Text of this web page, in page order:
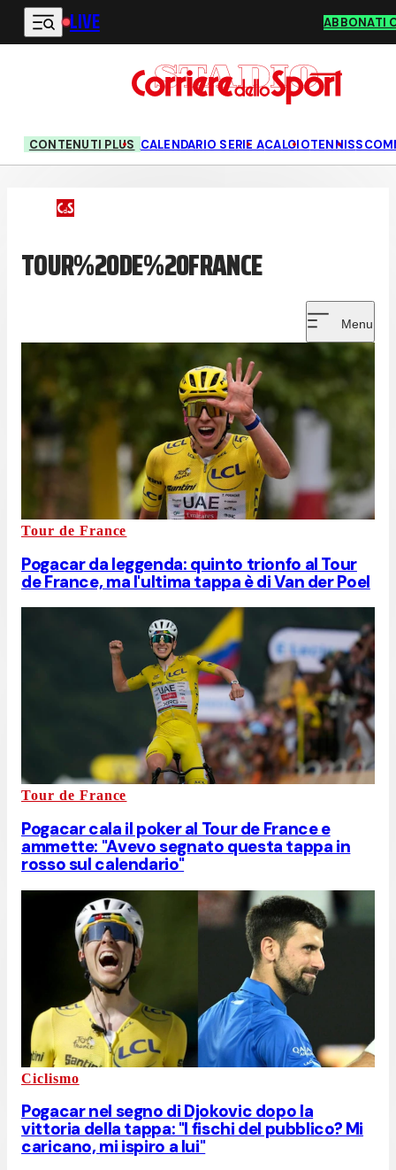
Vai al contenuto principale
LIVE ABBONATI
CONTENUTI PLUS CALENDARIO SERIE ACALCIOTENNIS
TOUR%20DE%20FRANCE
Menu
Tour de France
Pogacar da leggenda: quinto trionfo al Tour
de France, ma l'ultima tappa è di Van der Poel
Tour de France
Pogacar cala il poker al Tour de France e
ammette: "Avevo segnato questa tappa in
rosso sul calendario"
Ciclismo
Pogacar nel segno di Djokovic dopo la
vittoria della tappa: "I fischi del pubblico? Mi
caricano, mi ispiro a lui"